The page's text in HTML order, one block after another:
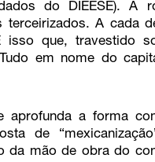
do DIEESE). A
A cada
isso que, travestido
em nome do
a forma
de
da mão de obra do